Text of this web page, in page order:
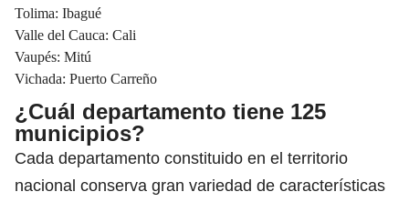
Tolima: Ibagué
Valle del Cauca: Cali
Vaupés: Mitú
Vichada: Puerto Carreño
¿Cuál departamento tiene 125
municipios?
Cada departamento constituido en el territorio
nacional conserva gran variedad de características